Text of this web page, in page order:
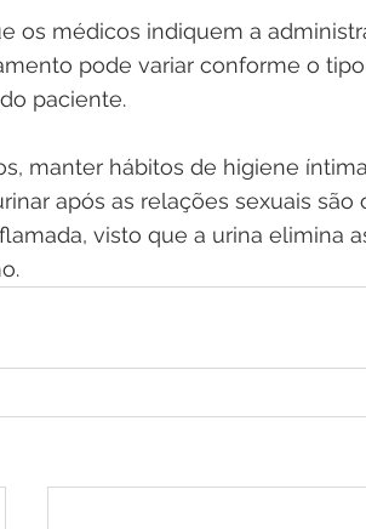
os médicos indiquem a
pode variar conforme o
paciente.
manter hábitos de higiene
após as relações sexuais
visto que a urina elimina